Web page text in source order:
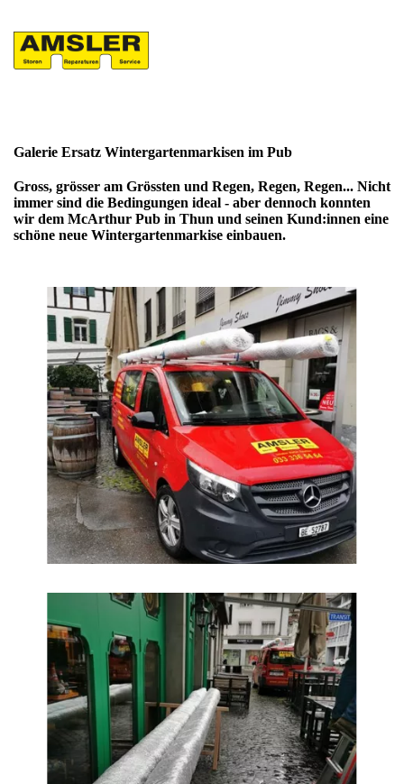
Galerie Ersatz Wintergartenmarkisen im Pub
Gross, grösser am Grössten und Regen, Regen, Regen... Nicht
immer sind die Bedingungen ideal - aber dennoch konnten
wir dem McArthur Pub in Thun und seinen Kund:innen eine
schöne neue Wintergartenmarkise einbauen.